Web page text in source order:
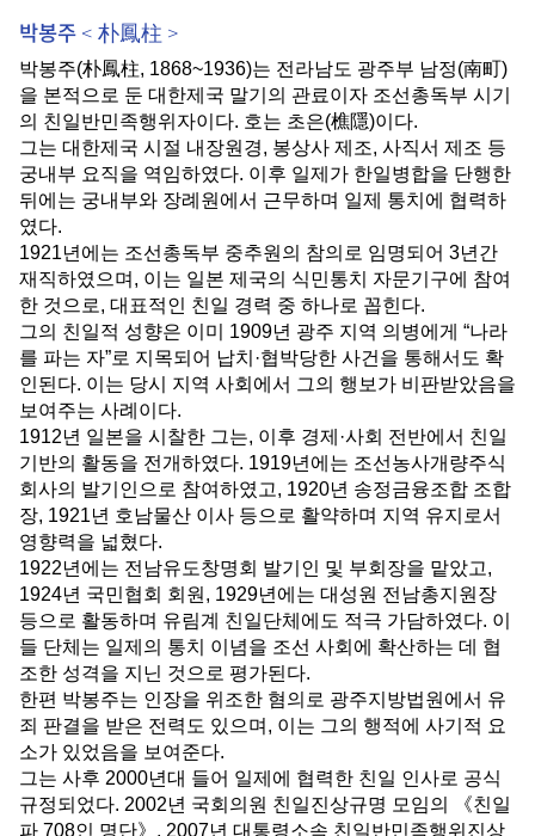
박봉주 < 朴鳳柱 >
박봉주(朴鳳柱, 1868~1936)는 전라남도 광주부 남정(南町)
을 본적으로 둔 대한제국 말기의 관료이자 조선총독부 시기
의 친일반민족행위자이다. 호는 초은(樵隱)이다.
그는 대한제국 시절 내장원경, 봉상사 제조, 사직서 제조 등
궁내부 요직을 역임하였다. 이후 일제가 한일병합을 단행한
뒤에는 궁내부와 장례원에서 근무하며 일제 통치에 협력하
였다.
1921년에는 조선총독부 중추원의 참의로 임명되어 3년간
재직하였으며 , 이는 일본 제국의 식민통치 자문기구에 참여
한 것으로, 대표적인 친일 경력 중 하나로 꼽힌다.
그의 친일적 성향은 이미 1909년 광주 지역 의병에게 “나라
를 파는 자”로 지목되어 납치 ·협박당한 사건을 통해서도 확
인된다. 이는 당시 지역 사회에서 그의 행보가 비판받았음을
보여주는 사례이다.
1912년 일본을 시찰한 그는, 이후 경제 ·사회 전반에서 친일
기반의 활동을 전개하였다. 1919년에는 조선농사개량주식
회사의 발기인으로 참여하였고, 1920년 송정금융조합 조합
장, 1921년 호남물산 이사 등으로 활약하며 지역 유지로서
영향력을 넓혔다.
1922년에는 전남유도창명회 발기인 및 부회장을 맡았고,
1924년 국민협회 회원 , 1929년에는 대성원 전남총지원장
등으로 활동하며 유림계 친일단체에도 적극 가담하였다. 이
들 단체는 일제의 통치 이념을 조선 사회에 확산하는 데 협
조한 성격을 지닌 것으로 평가된다.
한편 박봉주는 인장을 위조한 혐의로 광주지방법원에서 유
죄 판결을 받은 전력도 있으며 , 이는 그의 행적에 사기적 요
소가 있었음을 보여준다.
그는 사후 2000년대 들어 일제에 협력한 친일 인사로 공식
규정되었다. 2002년 국회의원 친일진상규명 모임의 《친일
파 708인 명단》 , 2007년 대통령소속 친일반민족행위진상